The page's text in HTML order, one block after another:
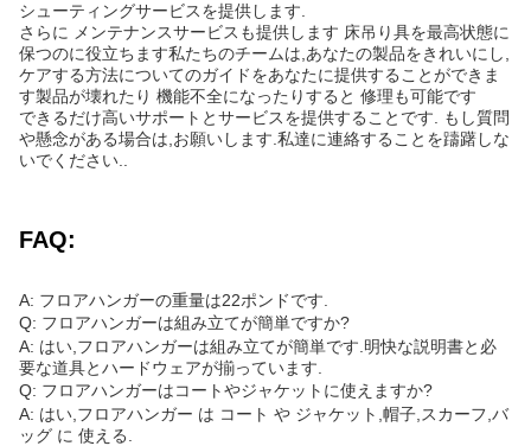
シューティングサービスを提供します.
さらに メンテナンスサービスも提供します 床吊り具を最高状態に
保つのに役立ちます私たちのチームは,あなたの製品をきれいにし,
ケアする方法についてのガイドをあなたに提供することができま
す製品が壊れたり 機能不全になったりすると 修理も可能です
できるだけ高いサポートとサービスを提供することです. もし質問
や懸念がある場合は,お願いします.私達に連絡することを躊躇しな
いでください..
FAQ:
A: フロアハンガーの重量は22ポンドです.
Q: フロアハンガーは組み立てが簡単ですか?
A: はい,フロアハンガーは組み立てが簡単です.明快な説明書と必
要な道具とハードウェアが揃っています.
Q: フロアハンガーはコートやジャケットに使えますか?
A: はい,フロアハンガー は コート や ジャケット,帽子,スカーフ,バ
ッグ に 使える.